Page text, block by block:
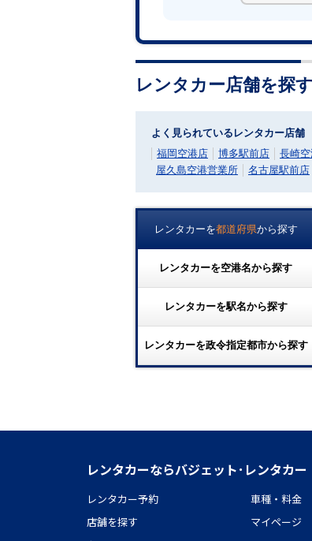
レンタカー店舗を探す
よく見られているレンタカー店舗
福岡空港店
博多駅前店 長崎
屋久島空港営業所
名古屋駅前店
レンタカーを都道府県から探す
レンタカーを空港名から探す
レンタカーを駅名から探す
レンタカーを政令指定都市から探す
レンタカーならバジェット･レンタカー
レンタカー予約
店舗を探す
車種・料金
マイページ